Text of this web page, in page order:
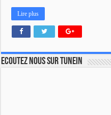
Lire plus
Ecoutez nous sur TuneIn